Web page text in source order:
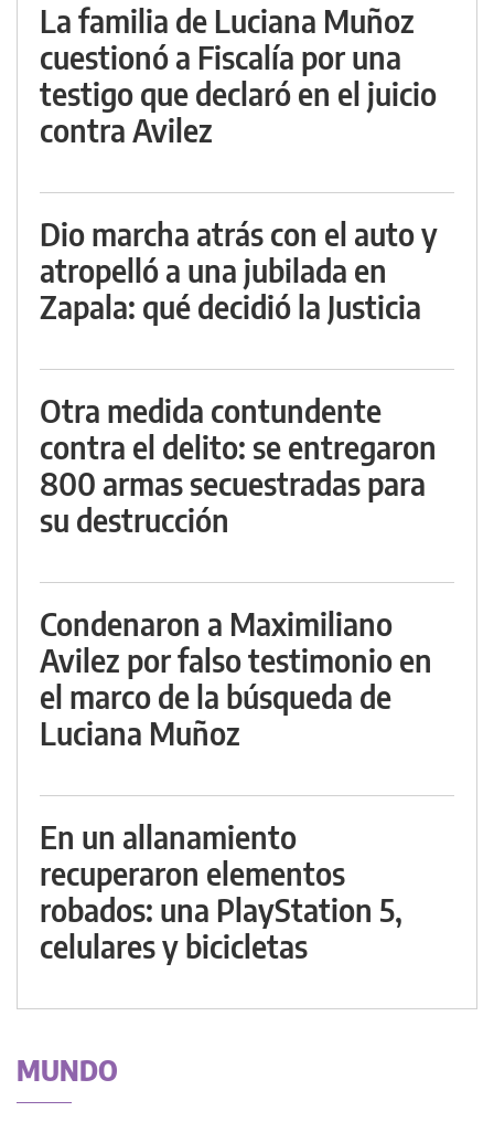
La familia de Luciana Muñoz
cuestionó a Fiscalía por una
testigo que declaró en el juicio
contra Avilez
Dio marcha atrás con el auto y
atropelló a una jubilada en
Zapala: qué decidió la Justicia
Otra medida contundente
contra el delito: se entregaron
800 armas secuestradas para
su destrucción
Condenaron a Maximiliano
Avilez por falso testimonio en
el marco de la búsqueda de
Luciana Muñoz
En un allanamiento
recuperaron elementos
robados: una PlayStation 5,
celulares y bicicletas
MUNDO